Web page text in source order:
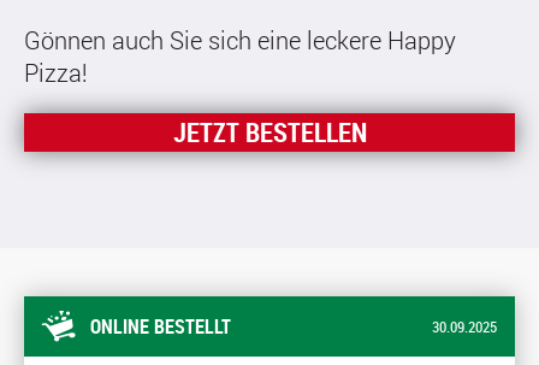
Gönnen auch Sie sich eine leckere Happy
Pizza!
JETZT BESTELLEN
ONLINE BESTELLT 30.09.2025